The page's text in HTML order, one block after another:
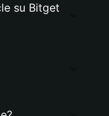
su Bitget